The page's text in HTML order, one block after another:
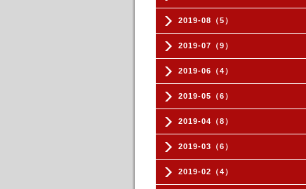
2019-08（5）
2019-07（9）
2019-06（4）
2019-05（6）
2019-04（8）
2019-03（6）
2019-02（4）